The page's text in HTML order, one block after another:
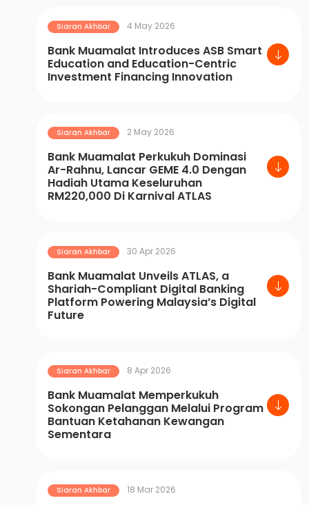
Siaran Akhbar 4 May 2026
Bank Muamalat Introduces ASB Smart
Education and Education-Centric
Investment Financing Innovation
Siaran Akhbar 2 May 2026
Bank Muamalat Perkukuh Dominasi
Ar-Rahnu, Lancar GEME 4.0 Dengan
Hadiah Utama Keseluruhan
RM220,000 Di Karnival ATLAS
Siaran Akhbar 30 Apr 2026
Bank Muamalat Unveils ATLAS, a
Shariah-Compliant Digital Banking
Platform Powering Malaysia’s Digital
Future
Siaran Akhbar 8 Apr 2026
Bank Muamalat Memperkukuh
Sokongan Pelanggan Melalui Program
Bantuan Ketahanan Kewangan
Sementara
Siaran Akhbar 18 Mar 2026